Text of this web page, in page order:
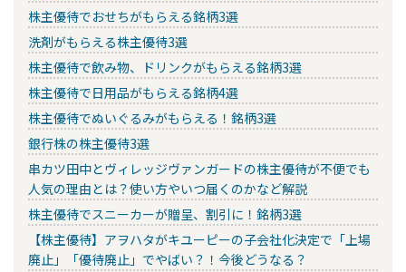
株主優待でおせちがもらえる銘柄3選
洗剤がもらえる株主優待3選
株主優待で飲み物、ドリンクがもらえる銘柄3選
株主優待で日用品がもらえる銘柄4選
株主優待でぬいぐるみがもらえる！銘柄3選
銀行株の株主優待3選
串カツ田中とヴィレッジヴァンガードの株主優待が不便でも
人気の理由とは？使い方やいつ届くのかなど解説
株主優待でスニーカーが贈呈、割引に！銘柄3選
【株主優待】アヲハタがキユーピーの子会社化決定で「上場
廃止」「優待廃止」でやばい？！今後どうなる？